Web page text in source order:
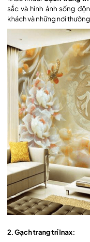
sắc và hình ảnh sống
khách và những nơi
2. Gạch trang trí Inax: